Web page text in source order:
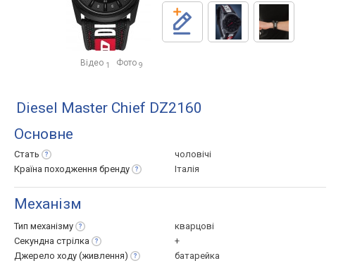
Відео 1 Фото 9
Diesel Master Chief DZ2160
Основне
Стать
чоловічі
Країна походження бренду Італія
Механізм
Тип механізму
кварцові
Секундна стрілка
+
Джерело ходу (живлення) батарейка